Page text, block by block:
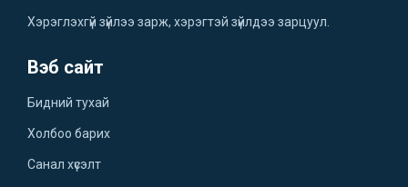
Хэрэглэхгүй зүйлээ зарж, хэрэгтэй зүйлдээ зарцуул.
Вэб сайт
Бидний тухай
Холбоо барих
Санал хүсэлт